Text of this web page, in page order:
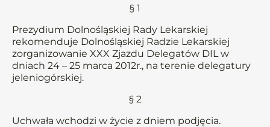
§ 1
Prezydium Dolnośląskiej Rady Lekarskiej
rekomenduje Dolnośląskiej Radzie Lekarskiej
zorganizowanie XXX Zjazdu Delegatów DIL w
dniach 24 – 25 marca 2012r., na terenie delegatury
jeleniogórskiej.
§ 2
Uchwała wchodzi w życie z dniem podjęcia.